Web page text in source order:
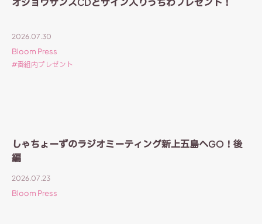
2026.07.30
Bloom Press
番組内プレゼント
しゃちょーずのラジオミーティング新上五島へGO！後
編
2026.07.23
Bloom Press